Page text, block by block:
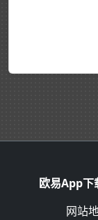
欧易App下
网站